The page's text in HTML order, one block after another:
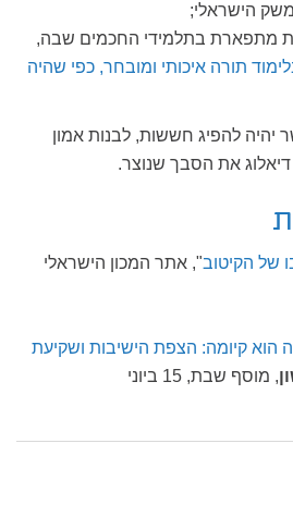
הישראלי;
מתפארת בתלמידי החכמים שבה,
תורה איכותי ומובחר, כפי שהיה
יהיה להפיג חששות, לבנות אמון
את הסבך שנוצר.
של הקיטוב", אתר המכון הישראלי
הוא קיומה: הצפת הישיבות ושקיעת
, מוסף שבת, 15 ביוני